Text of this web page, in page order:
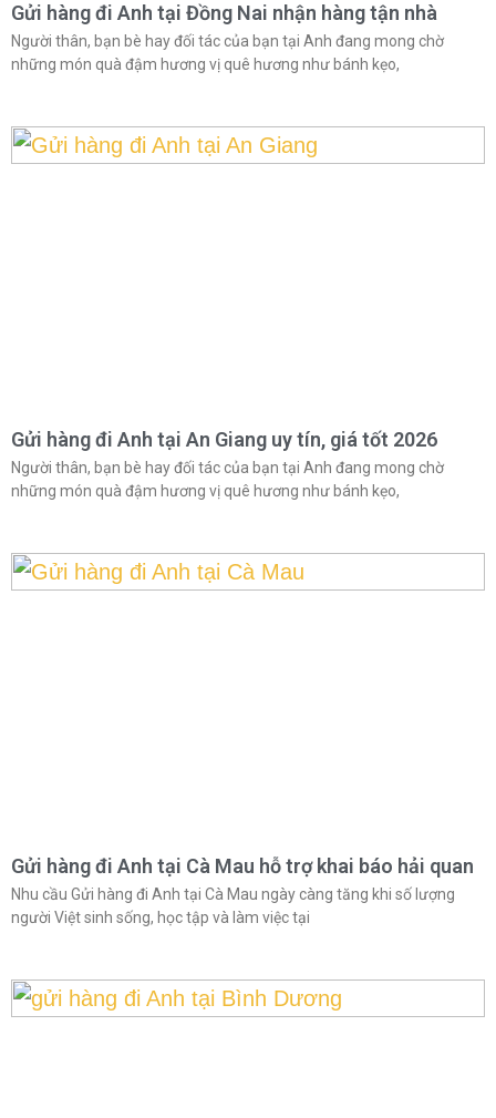
Gửi hàng đi Anh tại Đồng Nai nhận hàng tận nhà
Người thân, bạn bè hay đối tác của bạn tại Anh đang mong chờ
những món quà đậm hương vị quê hương như bánh kẹo,
Gửi hàng đi Anh tại An Giang uy tín, giá tốt 2026
Người thân, bạn bè hay đối tác của bạn tại Anh đang mong chờ
những món quà đậm hương vị quê hương như bánh kẹo,
Gửi hàng đi Anh tại Cà Mau hỗ trợ khai báo hải quan
Nhu cầu Gửi hàng đi Anh tại Cà Mau ngày càng tăng khi số lượng
người Việt sinh sống, học tập và làm việc tại